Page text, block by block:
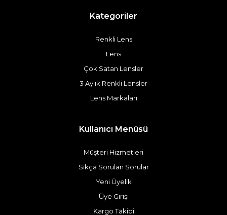
Kategoriler
Renkli Lens
Lens
Çok Satan Lensler
3 Aylık Renkli Lensler
Lens Markaları
Kullanıcı Menüsü
Müşteri Hizmetleri
Sıkça Sorulan Sorular
Yeni Üyelik
Üye Girişi
Kargo Takibi